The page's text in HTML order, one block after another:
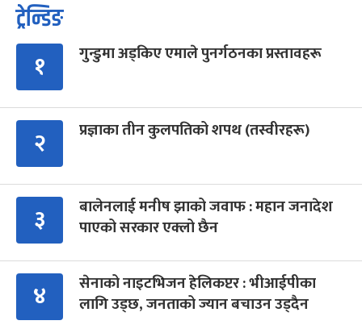
ट्रेन्डिङ
१ गुन्डुमा अड्किए एमाले पुनर्गठनका प्रस्तावहरू
२ प्रज्ञाका तीन कुलपतिको शपथ (तस्वीरहरू)
३
बालेनलाई मनीष झाको जवाफ : महान जनादेश
पाएको सरकार एक्लो छैन
४
सेनाको नाइटभिजन हेलिकप्टर : भीआईपीका
लागि उड्छ, जनताको ज्यान बचाउन उड्दैन